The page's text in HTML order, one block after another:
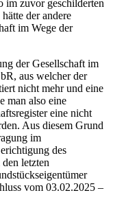
im zuvor geschilderten
der andere
im Wege der
der Gesellschaft im
aus welcher der
nicht mehr und eine
man also eine
eine nicht
Aus diesem Grund
im
des
letzten
vom 03.02.2025 –